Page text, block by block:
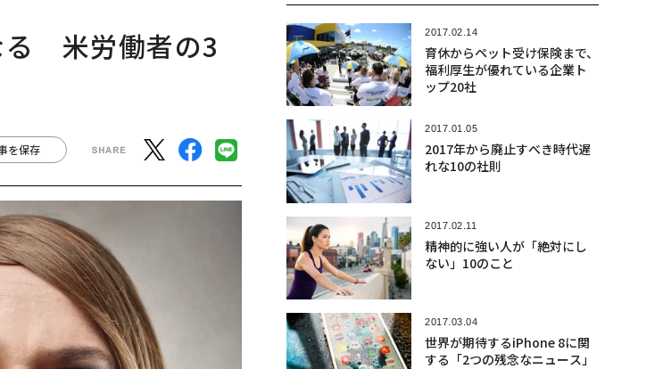
る 米労働者の3
を保存
2017.02.14
育休からペット受け保険まで、
福利厚生が優れている企業ト
ップ20社
2017.01.05
2017年から廃止すべき時代遅
れな10の社則
2017.02.11
精神的に強い人が「絶対にし
ない」10のこと
2017.03.04
世界が期待するiPhone 8に関
する「2つの残念なニュース」